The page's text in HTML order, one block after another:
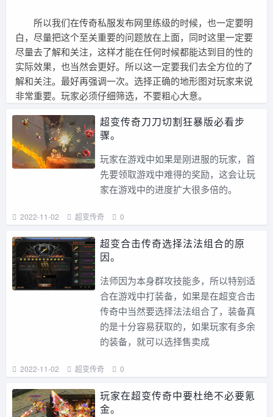
所以我们在传奇私服发布网里练级的时候，也一定要明
白，尽量把这个至关重要的问题放在上面，同时这里一定要
尽量去了解和关注，这样才能在任何时候都能达到目的性的
实际效果，也当然会更好。所以这一定要我们去全方位的了
解和关注。最好再强调一次。选择正确的地形图对玩家来说
非常重要。玩家必须仔细筛选，不要粗心大意。
超变传奇刀刀切割狂暴版必看步
骤。
玩家在游戏中如果是刚进服的玩家，首
先要领取游戏中难得的奖励，这会让玩
家在游戏中的进度扩大很多倍的。
2022-11-02 超变传奇 0
超变合击传奇选择法法组合的原
因。
法师因为本身群攻技能多，所以特别适
合在游戏中打装备，如果是在超变合击
传奇中当然要选择法法组合了，装备真
的是十分容易获取的，如果玩家有多余
的装备，就可以选择售卖成
2022-11-02 超变传奇 0
玩家在超变传奇中要杜绝不必要氪
金。